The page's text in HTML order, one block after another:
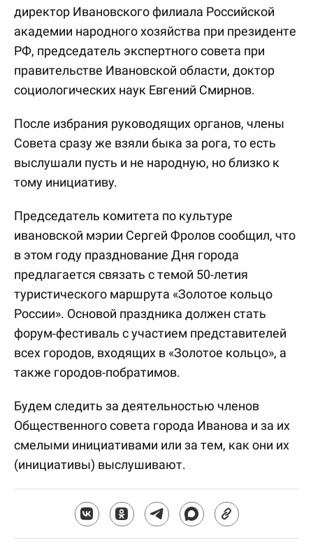
директор Ивановского филиала Российской
академии народного хозяйства при президенте
РФ, председатель экспертного совета при
правительстве Ивановской области, доктор
социологических наук Евгений Смирнов.
После избрания руководящих органов, члены
Совета сразу же взяли быка за рога, то есть
выслушали пусть и не народную, но близко к
тому инициативу.
Председатель комитета по культуре
ивановской мэрии Сергей Фролов сообщил, что
в этом году празднование Дня города
предлагается связать с темой 50-летия
туристического маршрута «Золотое кольцо
России». Основой праздника должен стать
форум-фестиваль с участием представителей
всех городов, входящих в «Золотое кольцо», а
также городов-побратимов.
Будем следить за деятельностью членов
Общественного совета города Иванова и за их
смелыми инициативами или за тем, как они их
(инициативы) выслушивают.